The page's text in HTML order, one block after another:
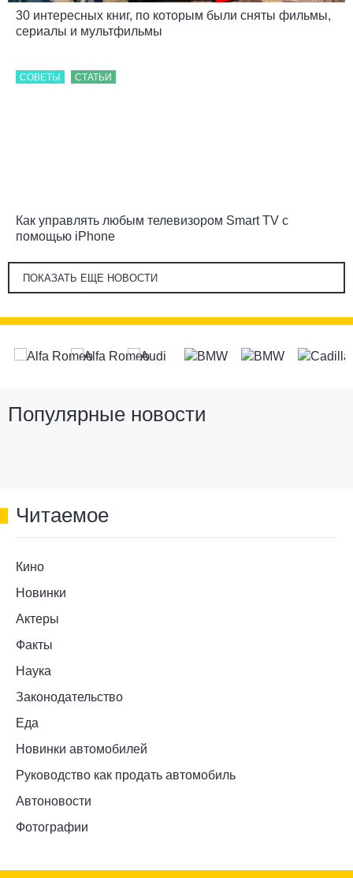
30 интересных книг, по которым были сняты фильмы,
сериалы и мультфильмы
СОВЕТЫ СТАТЬИ
Как управлять любым телевизором Smart TV с
помощью iPhone
ПОКАЗАТЬ ЕЩЕ НОВОСТИ
Популярные новости
Читаемое
Кино
Новинки
Актеры
Факты
Наука
Законодательство
Еда
Новинки автомобилей
Руководство как продать автомобиль
Автоновости
Фотографии